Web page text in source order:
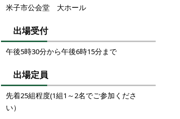
米子市公会堂 大ホール
出場受付
午後5時30分から午後6時15分まで
出場定員
先着25組程度(1組1～2名でご参加くださ
い）